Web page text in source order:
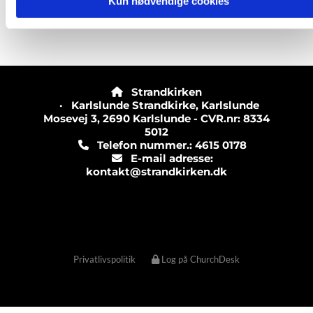

Strandkirken
· Karlslunde Strandkirke, Karlslunde
Mosevej 3, 2690 Karlslunde - CVR.nr: 8334
5012
Telefon nummer.: 4615 0178
E-mail adresse:
kontakt@strandkirken.dk
Privatlivspolitik Log på ChurchDesk